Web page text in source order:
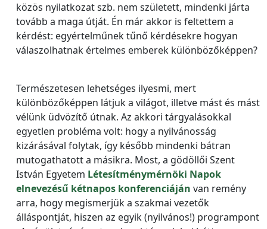
közös nyilatkozat szb. nem született, mindenki járta
tovább a maga útját. Én már akkor is feltettem a
kérdést: egyértelműnek tűnő kérdésekre hogyan
válaszolhatnak értelmes emberek különbözőképpen?
Természetesen lehetséges ilyesmi, mert
különbözőképpen látjuk a világot, illetve mást és mást
vélünk üdvözítő útnak. Az akkori tárgyalásokkal
egyetlen probléma volt: hogy a nyilvánosság
kizárásával folytak, így később mindenki bátran
mutogathatott a másikra. Most, a gödöllői Szent
István Egyetem Létesítménymérnöki Napok
elnevezésű kétnapos konferenciáján van remény
arra, hogy megismerjük a szakmai vezetők
álláspontját, hiszen az egyik (nyilvános!) programpont